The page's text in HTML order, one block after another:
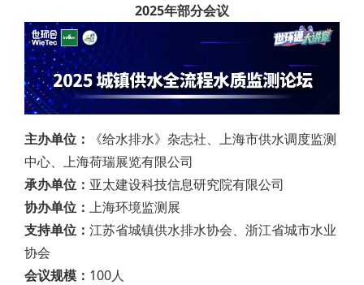
2025年部分会议
主办单位：
《给水排水》杂志社、上海市供水调度监测
中心、上海荷瑞展览有限公司
承办单位： 亚太建设科技信息研究院有限公司
协办单位： 上海环境监测展
支持单位： 江苏省城镇供水排水协会、浙江省城市水业
协会
会议规模： 100人